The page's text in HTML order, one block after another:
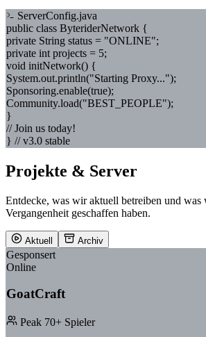
ServerConfig.java
public class ByteriderNetwork {
private String status = "ONLINE";
private int projects = 5;
void initNetwork() {
System.out.println("Starting Proxy...");
Sponsoring.enable(true);
Community.load("BEST_PEOPLE");
}
// Join us today!
} // v3.0 stable
Projekte & Server
Entdecke, was wir aktuell betreiben und was
Vergangenheit geschaffen haben.
Aktuell Archiv
Gesponsert
Online
GoatCraft
Peak 70+ Spieler